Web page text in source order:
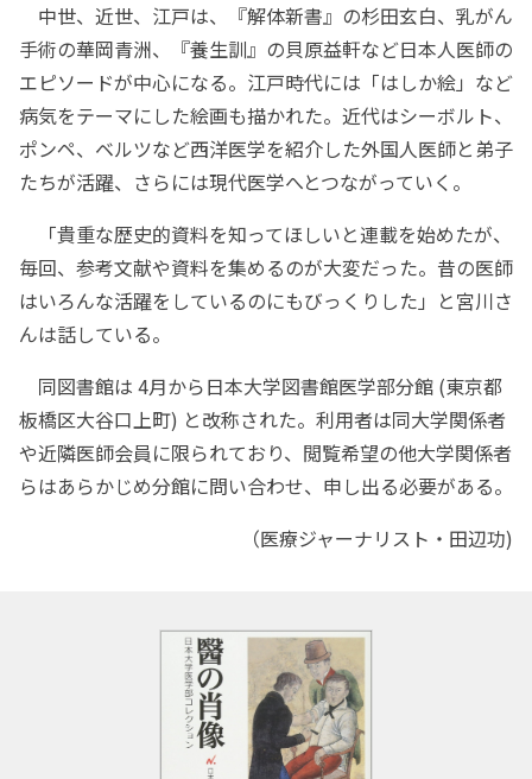
中世、近世、江戸は、『解体新書』の杉田玄白、乳がん
手術の華岡青洲、『養生訓』の貝原益軒など日本人医師の
エピソードが中心になる。江戸時代には「はしか絵」など
病気をテーマにした絵画も描かれた。近代はシーボルト、
ポンペ、ベルツなど西洋医学を紹介した外国人医師と弟子
たちが活躍、さらには現代医学へとつながっていく。
「貴重な歴史的資料を知ってほしいと連載を始めたが、
毎回、参考文献や資料を集めるのが大変だった。昔の医師
はいろんな活躍をしているのにもびっくりした」と宮川さ
んは話している。
同図書館は 4月から日本大学図書館医学部分館 (東京都
板橋区大谷口上町) と改称された。利用者は同大学関係者
や近隣医師会員に限られており、閲覧希望の他大学関係者
らはあらかじめ分館に問い合わせ、申し出る必要がある。
（医療ジャーナリスト・田辺功)